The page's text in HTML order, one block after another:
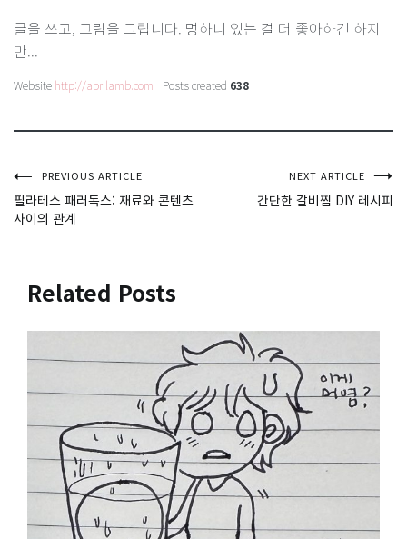
글을 쓰고, 그림을 그립니다. 멍하니 있는 걸 더 좋아하긴 하지
만...
Website http://aprilamb.com Posts created 638
글
탐
색
PREVIOUS ARTICLE
필라테스 패러독스: 재료와 콘텐츠
사이의 관계
NEXT ARTICLE
간단한 갈비찜 DIY 레시피
Related Posts